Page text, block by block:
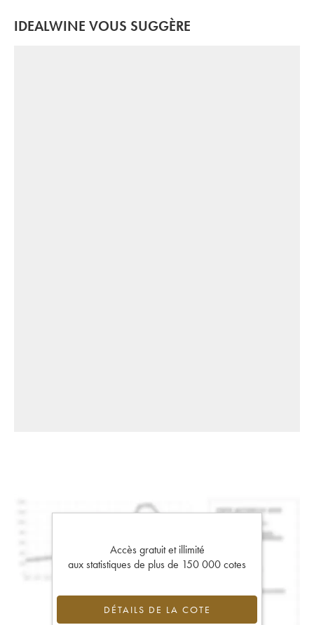
IDEALWINE VOUS SUGGÈRE
Accès gratuit et illimité
aux statistiques de plus de 150 000 cotes
DÉTAILS DE LA COTE